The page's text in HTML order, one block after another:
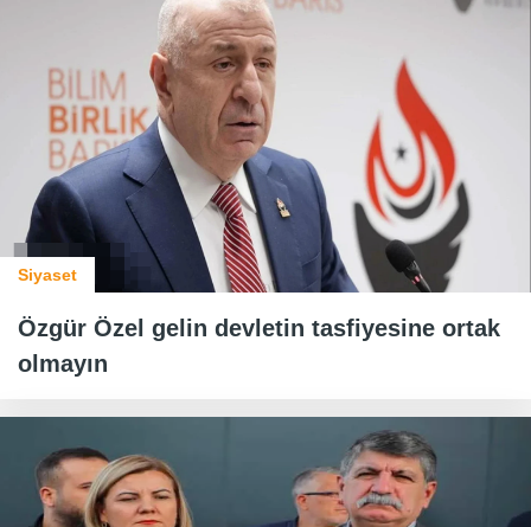
Siyaset
Özgür Özel gelin devletin tasfiyesine ortak
olmayın